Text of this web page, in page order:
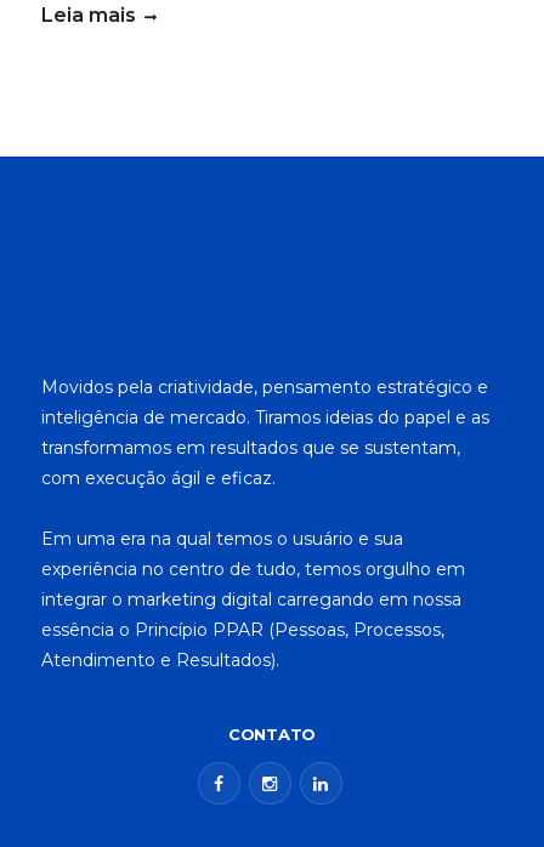
Leia mais
Movidos pela criatividade, pensamento estratégico e
inteligência de mercado. Tiramos ideias do papel e as
transformamos em resultados que se sustentam,
com execução ágil e eficaz.
Em uma era na qual temos o usuário e sua
experiência no centro de tudo, temos orgulho em
integrar o marketing digital carregando em nossa
essência o Princípio PPAR (Pessoas, Processos,
Atendimento e Resultados).
CONTATO